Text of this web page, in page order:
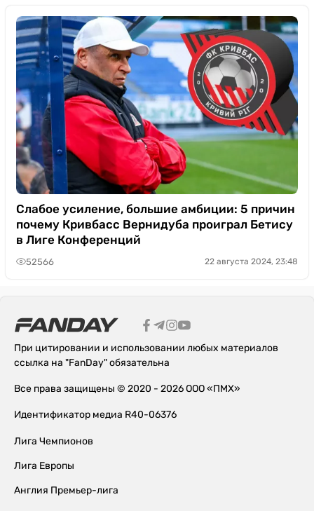
Слабое усиление, большие амбиции: 5 причин
почему Кривбасс Вернидуба проиграл Бетису
в Лиге Конференций
52566 22 августа 2024, 23:48
При цитировании и использовании любых материалов
ссылка на "FanDay" обязательна
Все права защищены © 2020 - 2026 ООО «ПМХ»
Идентификатор медиа R40-06376
Лига Чемпионов
Лига Европы
Англия Премьер-лига